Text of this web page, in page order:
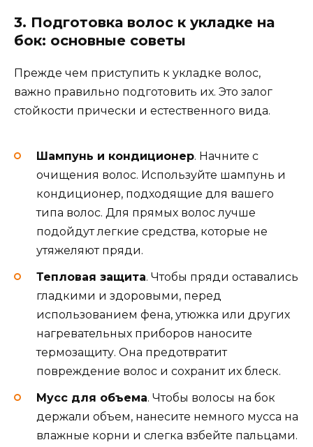
3. Подготовка волос к укладке на
бок: основные советы
Прежде чем приступить к укладке волос,
важно правильно подготовить их. Это залог
стойкости прически и естественного вида.
Шампунь и кондиционер. Начните с
очищения волос. Используйте шампунь и
кондиционер, подходящие для вашего
типа волос. Для прямых волос лучше
подойдут легкие средства, которые не
утяжеляют пряди.
Тепловая защита. Чтобы пряди оставались
гладкими и здоровыми, перед
использованием фена, утюжка или других
нагревательных приборов наносите
термозащиту. Она предотвратит
повреждение волос и сохранит их блеск.
Мусс для объема. Чтобы волосы на бок
держали объем, нанесите немного мусса на
влажные корни и слегка взбейте пальцами.